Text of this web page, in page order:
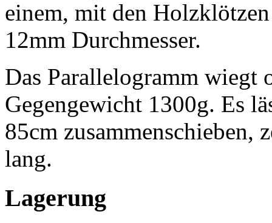
einem, mit den
12mm Durchmesser.
Das Parallelogramm wiegt
Gegengewicht 1300g. Es
85cm zusammenschieben,
lang.
Lagerung